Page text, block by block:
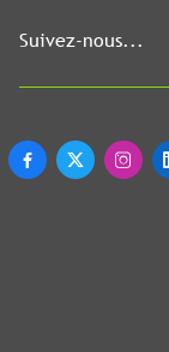
Suivez-nous...
  